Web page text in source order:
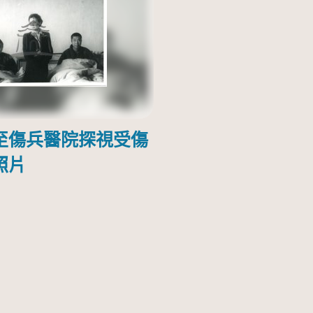
傷兵醫院探視受傷
片